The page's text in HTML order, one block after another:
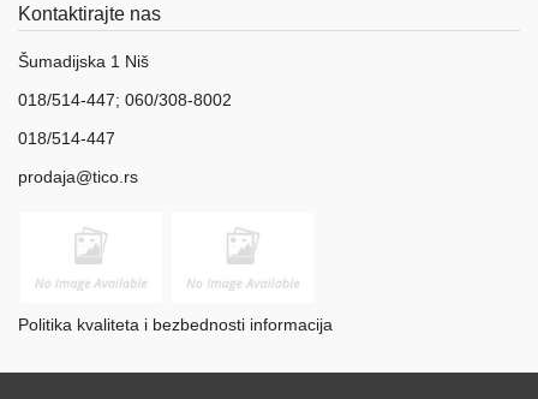
Kontaktirajte nas
Šumadijska 1 Niš
018/514-447; 060/308-8002
018/514-447
prodaja@tico.rs
Politika kvaliteta i bezbednosti informacija